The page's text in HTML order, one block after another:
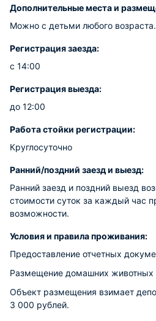
Дополнительные места и
Можно с детьми любого возраста.
Регистрация заезда:
с 14:00
Регистрация выезда:
до 12:00
Работа стойки регистрации:
Круглосуточно
Ранний/поздний заезд и выезд:
Ранний заезд и поздний выезд
стоимости суток за каждый час
возможности.
Условия и правила проживания:
Предоставление отчетных
Размещение домашних животных
Объект размещения взимает
3 000 рублей.